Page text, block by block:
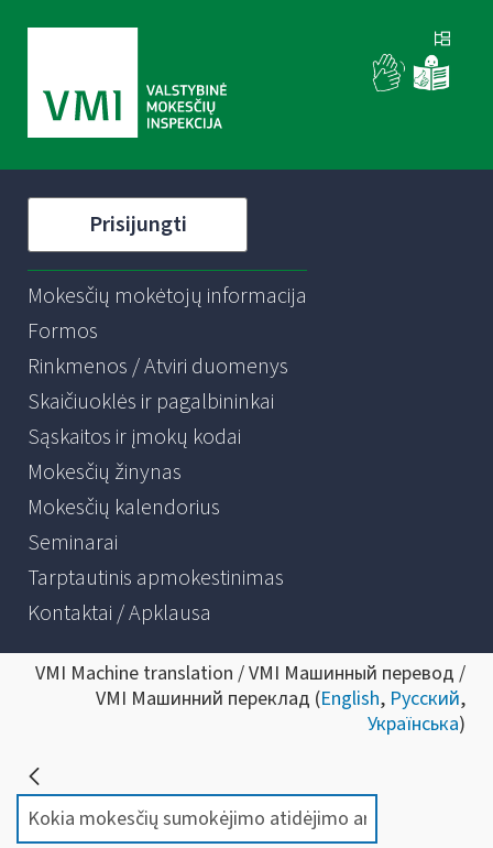
Prisijungti
Mokesčių mokėtojų informacija
Formos
Rinkmenos / Atviri duomenys
Skaičiuoklės ir pagalbininkai
Sąskaitos ir įmokų kodai
Mokesčių žinynas
Mokesčių kalendorius
Seminarai
Tarptautinis apmokestinimas
Kontaktai / Apklausa
VMI Machine translation / VMI Машинный перевод /
VMI Машинний переклад (English, Русский,
Українська)